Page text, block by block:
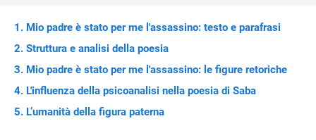
Mio padre è stato per me l'assassino: testo e parafrasi
Struttura e analisi della poesia
Mio padre è stato per me l'assassino: le figure retoriche
L'influenza della psicoanalisi nella poesia di Saba
L’umanità della figura paterna